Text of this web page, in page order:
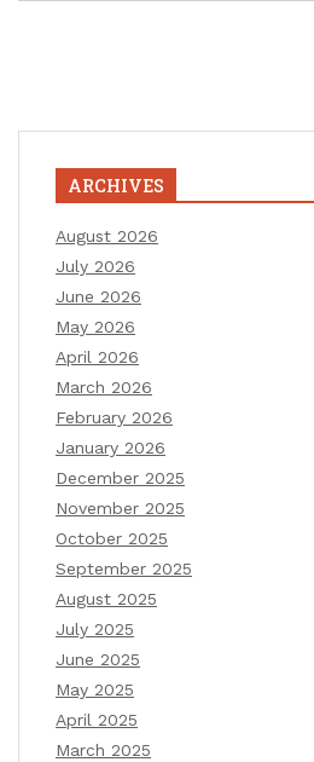
ARCHIVES
August 2026
July 2026
June 2026
May 2026
April 2026
March 2026
February 2026
January 2026
December 2025
November 2025
October 2025
September 2025
August 2025
July 2025
June 2025
May 2025
April 2025
March 2025